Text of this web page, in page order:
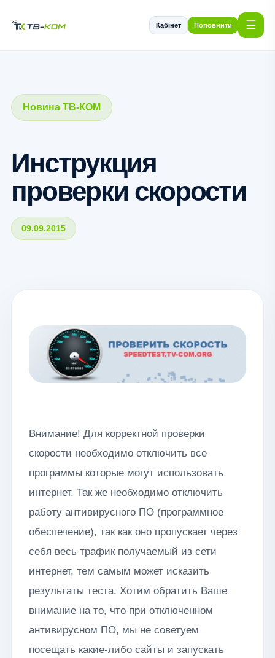
Кабінет Поповнити ☰
Новина ТВ-КОМ
Инструкция
проверки скорости
09.09.2015
Внимание! Для корректной проверки
скорости необходимо отключить все
программы которые могут использовать
интернет. Так же необходимо отключить
работу антивирусного ПО (программное
обеспечение), так как оно пропускает через
себя весь трафик получаемый из сети
интернет, тем самым может исказить
результаты теста. Хотим обратить Ваше
внимание на то, что при отключенном
антивирусном ПО, мы не советуем
посещать какие-либо сайты и запускать